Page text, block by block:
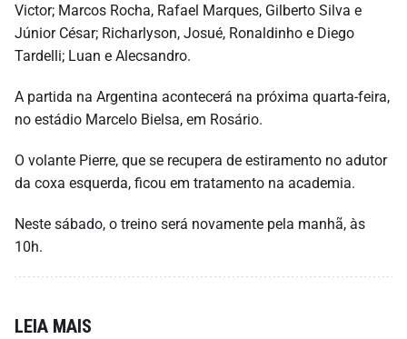
Victor; Marcos Rocha, Rafael Marques, Gilberto Silva e
Júnior César; Richarlyson, Josué, Ronaldinho e Diego
Tardelli; Luan e Alecsandro.
A partida na Argentina acontecerá na próxima quarta-feira,
no estádio Marcelo Bielsa, em Rosário.
O volante Pierre, que se recupera de estiramento no adutor
da coxa esquerda, ficou em tratamento na academia.
Neste sábado, o treino será novamente pela manhã, às
10h.
LEIA MAIS